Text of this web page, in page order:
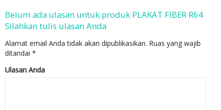
Belum ada ulasan untuk produk PLAKAT FIBER R64
Silahkan tulis ulasan Anda
Alamat email Anda tidak akan dipublikasikan. Ruas yang wajib
ditandai *
Ulasan Anda